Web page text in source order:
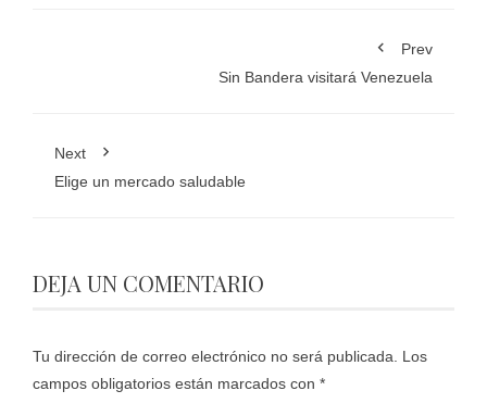
Prev
Sin Bandera visitará Venezuela
Next
Elige un mercado saludable
DEJA UN COMENTARIO
Tu dirección de correo electrónico no será publicada.
Los
campos obligatorios están marcados con *